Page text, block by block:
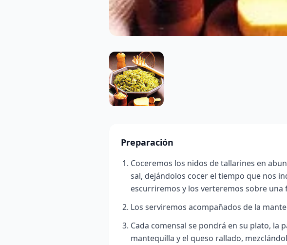
Preparación
Coceremos los nidos de tallarines en
sal, dejándolos cocer el tiempo que nos
escurriremos y los verteremos sobre una
Los serviremos acompañados de la
Cada comensal se pondrá en su plato, la
mantequilla y el queso rallado,